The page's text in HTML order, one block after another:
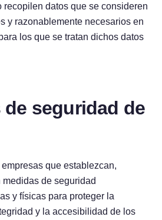
recopilen datos que se consideren
y razonablemente necesarios en
los que se tratan dichos datos
seguridad de
que establezcan,
de seguridad
y físicas para proteger la
y la accesibilidad de los